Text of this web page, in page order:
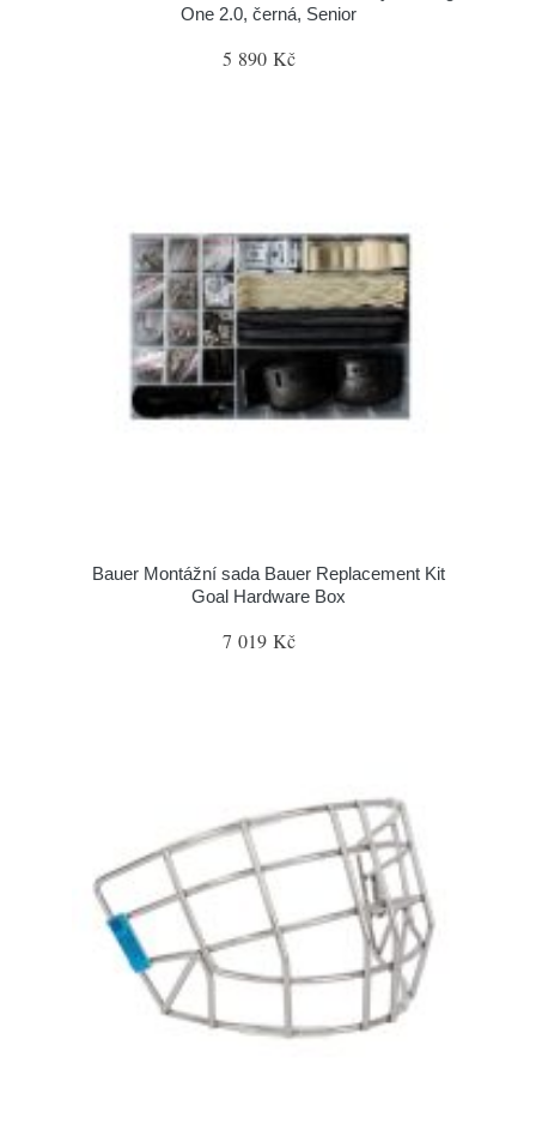
One 2.0, černá, Senior
5 890 Kč
Bauer Montážní sada Bauer Replacement Kit
Goal Hardware Box
7 019 Kč